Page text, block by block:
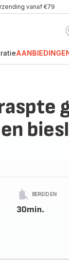
vanaf €79
BEREIDEN
30min.